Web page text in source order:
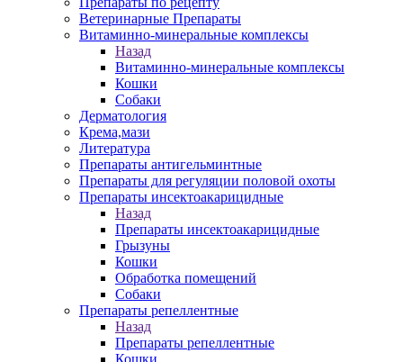
Ветеринарные Препараты
Витаминно-минеральные комплексы
Назад
Витаминно-минеральные комплексы
Кошки
Собаки
Дерматология
Крема,мази
Литература
Препараты антигельминтные
Препараты для регуляции половой охоты
Препараты инсектоакарицидные
Назад
Препараты инсектоакарицидные
Грызуны
Кошки
Обработка помещений
Собаки
Препараты репеллентные
Назад
Препараты репеллентные
Кошки